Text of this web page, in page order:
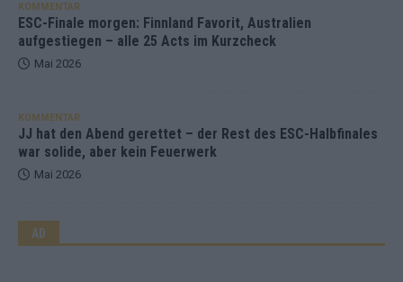
KOMMENTAR
ESC-Finale morgen: Finnland Favorit, Australien
aufgestiegen – alle 25 Acts im Kurzcheck
Mai 2026
KOMMENTAR
JJ hat den Abend gerettet – der Rest des ESC-Halbfinales
war solide, aber kein Feuerwerk
Mai 2026
AD